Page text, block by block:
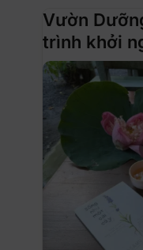
Vườn
trình khởi